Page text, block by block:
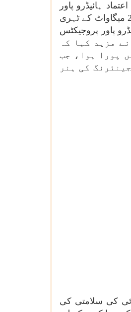
ہائیڈرو پاور
جنریشن کو آگے بڑھانے کے لیے ان کی انتھک لگن اور محنت کے لیے مبارکباد دی۔ جناب منوہر لال نے ٹیم کی نمایاں کامیابیوں اور 2400 میگاواٹ کے ٹہری
پاور پروجیکٹس
گا۔ انہوں نے مزید کہا کہ
پورا ہوا، جب
کی ہنر
کی سلامتی کی